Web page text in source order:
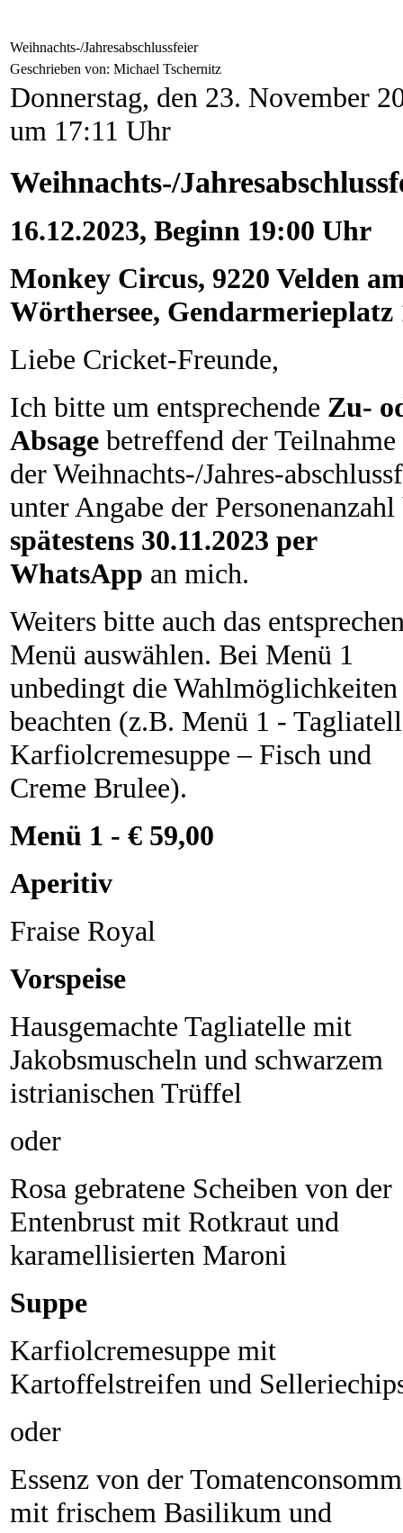
Weihnachts-/Jahresabschlussfeier
Geschrieben von: Michael Tschernitz
Donnerstag, den 23. November
um 17:11 Uhr
Weihnachts-/
16.12.2023, Beginn 19:00 Uhr
Monkey Circus, 9220 Velden
Wörthersee, Gendarmerieplatz
Liebe Cricket-Freunde,
Ich bitte um entsprechende Zu-
Absage betreffend der Teilnahme
der Weihnachts-/Jahres-
unter Angabe der Personenanzahl
spätestens 30.11.2023 per
WhatsApp an mich.
Weiters bitte auch das
Menü auswählen. Bei Menü 1
unbedingt die Wahlmöglichkeiten
beachten (z.B. Menü 1 -
Karfiolcremesuppe – Fisch und
Creme Brulee).
Menü 1 - € 59,00
Aperitiv
Fraise Royal
Vorspeise
Hausgemachte Tagliatelle mit
Jakobsmuscheln und schwarzem
istrianischen Trüffel
oder
Rosa gebratene Scheiben von der
Entenbrust mit Rotkraut und
karamellisierten Maroni
Suppe
Karfiolcremesuppe mit
Kartoffelstreifen und
oder
Essenz von der
mit frischem Basilikum und